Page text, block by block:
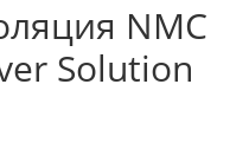
NMC
Solution